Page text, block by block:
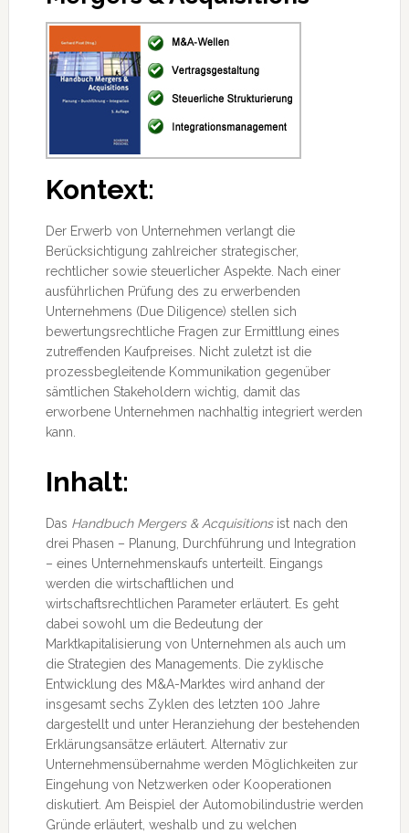
Kontext:
Der Erwerb von Unternehmen verlangt die
Berücksichtigung zahlreicher strategischer,
rechtlicher sowie steuerlicher Aspekte. Nach einer
ausführlichen Prüfung des zu erwerbenden
Unternehmens (Due Diligence) stellen sich
bewertungsrechtliche Fragen zur Ermittlung eines
zutreffenden Kaufpreises.
Nicht zuletzt ist die
prozessbegleitende Kommunikation gegenüber
sämtlichen Stakeholdern wichtig, damit das
erworbene Unternehmen nachhaltig integriert werden
kann.
Inhalt:
Das Handbuch Mergers & Acquisitionsist nach den
drei Phasen – Planung, Durchführung und Integration
– eines Unternehmenskaufs unterteilt. Eingangs
werden die wirtschaftlichen und
wirtschaftsrechtlichen Parameter erläutert. Es geht
dabei sowohl um die Bedeutung der
Marktkapitalisierung von Unternehmen als auch um
die Strategien des Managements. Die zyklische
Entwicklung des M&A-Marktes wird anhand der
insgesamt sechs Zyklen des letzten 100 Jahre
dargestellt und unter Heranziehung der bestehenden
Erklärungsansätze erläutert. Alternativ zur
Unternehmensübernahme werden Möglichkeiten zur
Eingehung von Netzwerken oder Kooperationen
diskutiert. Am Beispiel der Automobilindustrie werden
Gründe erläutert, weshalb und zu welchen